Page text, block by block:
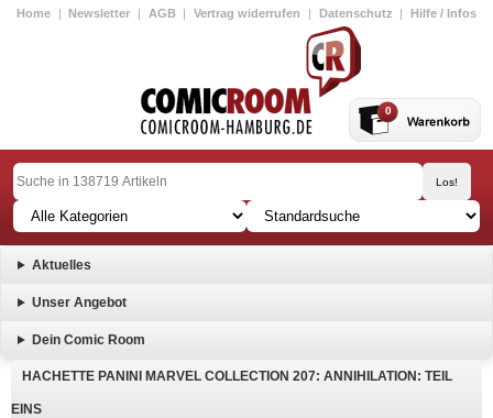
Home | Newsletter | AGB | Vertrag widerrufen | Datenschutz | Hilfe / Infos
0
Aktuelles
Unser Angebot
Dein Comic Room
HACHETTE PANINI MARVEL COLLECTION 207: ANNIHILATION: TEIL
EINS